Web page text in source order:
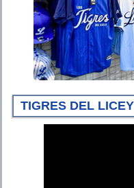
TIGRES DEL